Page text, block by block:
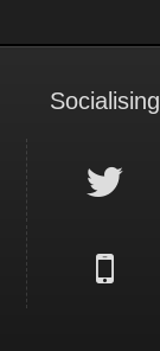
Socialising